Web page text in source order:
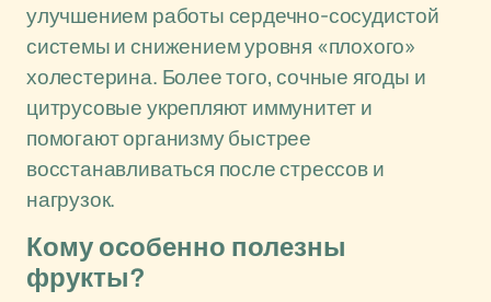
улучшением работы сердечно-сосудистой
системы и снижением уровня «плохого»
холестерина. Более того, сочные ягоды и
цитрусовые укрепляют иммунитет и
помогают организму быстрее
восстанавливаться после стрессов и
нагрузок.
Кому особенно полезны
фрукты?